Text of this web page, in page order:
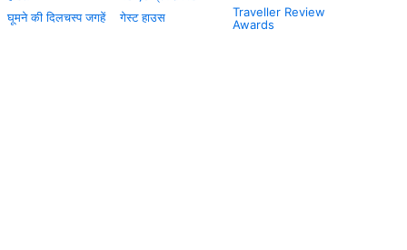
घूमने की दिलचस्प जगहें
गेस्ट हाउस
Traveller Review
Awards